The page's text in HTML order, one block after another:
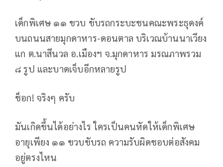
เด็กพิเศษ ๑๑ ขวบ ขับรถกระบะชนคณะพระธุดงค์
บนถนนสายมุกดาหาร-ดอนตาล บริเวณบ้านนาเวียง
แก ต.นาสีนวล อ.เมืองฯ จ.มุกดาหาร มรณภาพรวม
๘ รูป และบาดเจ็บอีกหลายรูป
ช็อก! จริงๆ ครับ
มันเกิดขึ้นได้อย่างไร ใครเป็นคนหัดให้เด็กพิเศษ
อายุเพียง ๑๑ ขวบขับรถ ความรับผิดชอบต่อสังคม
อยู่ตรงไหน